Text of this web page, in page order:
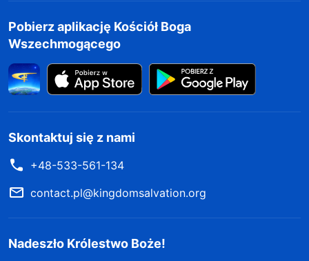
Pobierz aplikację Kościół Boga
Wszechmogącego
Skontaktuj się z nami
+48-533-561-134
contact.pl@kingdomsalvation.org
Nadeszło Królestwo Boże!